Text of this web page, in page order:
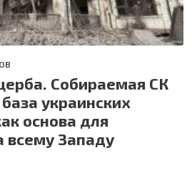
Собираемая СК
украинских
основа для
всему Западу